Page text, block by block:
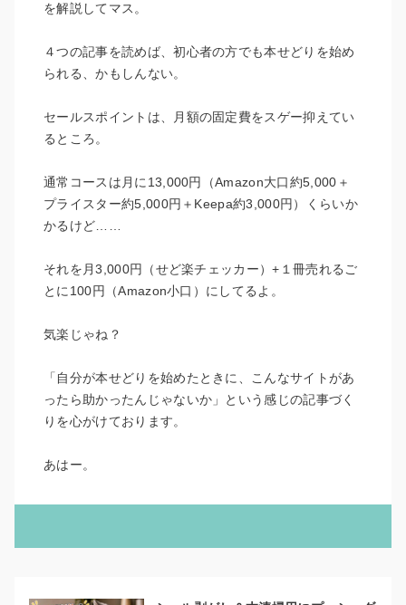
を解説してマス。
４つの記事を読めば、初心者の方でも本せどりを始め
られる、かもしんない。
セールスポイントは、月額の固定費をスゲー抑えてい
るところ。
通常コースは月に13,000円（Amazon大口約5,000＋
プライスター約5,000円＋Keepa約3,000円）くらいか
かるけど……
それを月3,000円（せど楽チェッカー）+１冊売れるご
とに100円（Amazon小口）にしてるよ。
気楽じゃね？
「自分が本せどりを始めたときに、こんなサイトがあ
ったら助かったんじゃないか」という感じの記事づく
りを心がけております。
あはー。